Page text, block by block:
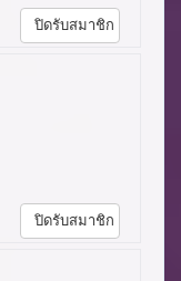
ปิดรับสมาชิก
ปิดรับสมาชิก